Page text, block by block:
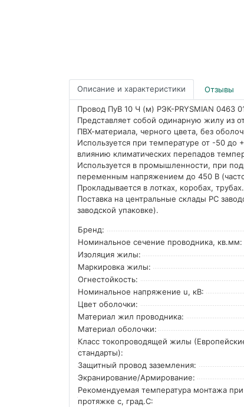
Описание и характеристики Отзывы
Провод ПуВ 10 Ч (м) РЭК-PRYSMIAN 0463
Представляет собой одинарную жилу из
ПВХ-материала, черного цвета, без
Используется при температуре от -50 до
влиянию климатических перепадов
Используется в промышленности, при
переменным напряжением до 450 В
Прокладывается в лотках, коробах, трубах.
Поставка на центральные склады РС
заводской упаковке).
Бренд:
Номинальное сечение проводника, кв.мм:
Изоляция жилы:
Маркировка жилы:
Огнестойкость:
Номинальное напряжение u, кВ:
Цвет оболочки:
Материал жил проводника:
Материал оболочки:
Класс токопроводящей жилы
стандарты):
Защитный провод заземления:
Экранирование/Армирование:
Рекомендуемая температура монтажа при
протяжке с, град.C: